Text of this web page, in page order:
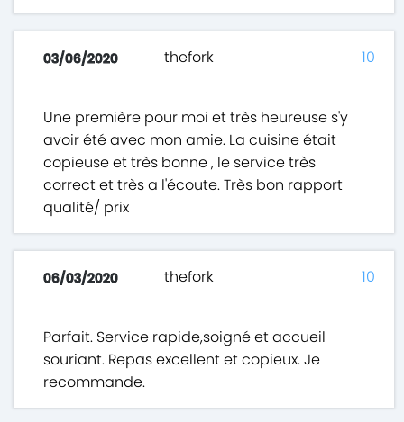
03/06/2020 thefork
Une première pour moi et très heureuse s'y
avoir été avec mon amie. La cuisine était
copieuse et très bonne , le service très
correct et très a l'écoute. Très bon rapport
qualité/ prix
10
06/03/2020 thefork
Parfait. Service rapide,soigné et accueil
souriant. Repas excellent et copieux. Je
recommande.
10